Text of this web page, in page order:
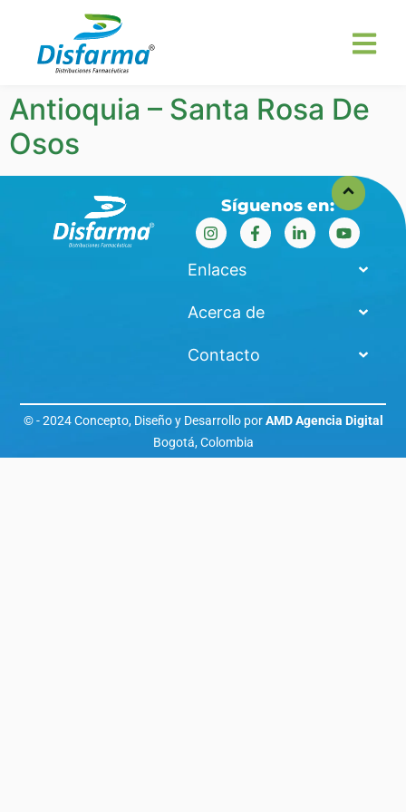
Antioquia – Santa Rosa De
Osos
Síguenos en:
Enlaces
Acerca de
Contacto
© - 2024 Concepto, Diseño y Desarrollo porAMD Agencia Digital
Bogotá, Colombia